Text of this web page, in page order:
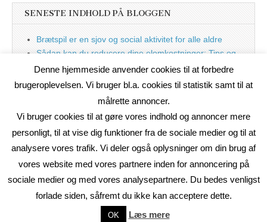
SENESTE INDHOLD PÅ BLOGGEN
Brætspil er en sjov og social aktivitet for alle aldre
Sådan kan du reducere dine elomkostninger: Tips og
tricks til at spare på elprisen
Nu med blog
On2Net Link Katalog
The Magazine Basic Theme bybavotasan.com
Denne hjemmeside anvender cookies til at forbedre
brugeroplevelsen. Vi bruger bl.a. cookies til statistik samt til at
målrette annoncer.
Vi bruger cookies til at gøre vores indhold og annoncer mere
personligt, til at vise dig funktioner fra de sociale medier og til at
analysere vores trafik. Vi deler også oplysninger om din brug af
vores website med vores partnere inden for annoncering på
sociale medier og med vores analysepartnere. Du bedes venligst
forlade siden, såfremt du ikke kan acceptere dette.
OK Læs mere